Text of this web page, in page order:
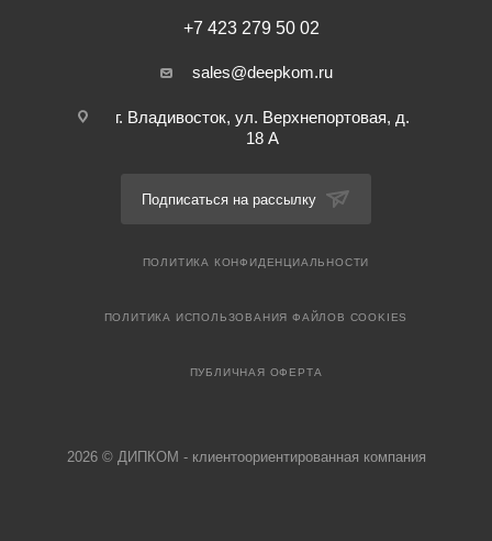
+7 423 279 50 02
sales@deepkom.ru
г. Владивосток, ул. Верхнепортовая, д.
18 А
Подписаться на рассылку
ПОЛИТИКА КОНФИДЕНЦИАЛЬНОСТИ
ПОЛИТИКА ИСПОЛЬЗОВАНИЯ ФАЙЛОВ COOKIES
ПУБЛИЧНАЯ ОФЕРТА
2026 © ДИПКОМ - клиентоориентированная компания